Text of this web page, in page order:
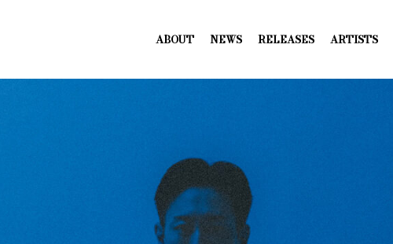
ABOUT NEWS RELEASES ARTISTS